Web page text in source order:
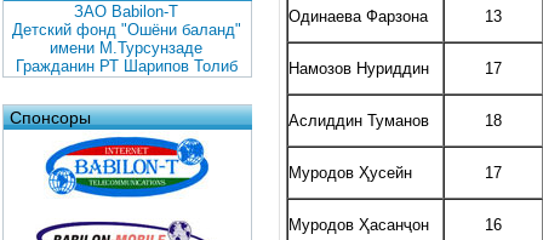
ЗАО Babilon-T
Детский фонд "Ошёни баланд"
имени М.Турсунзаде
Гражданин РТ Шарипов Толиб
Спонсоры
Одинаева Фарзона 13
Намозов Нуриддин 17
Аслиддин Туманов 18
Муродов Ҳусейн 17
Муродов Ҳасанҷон 16